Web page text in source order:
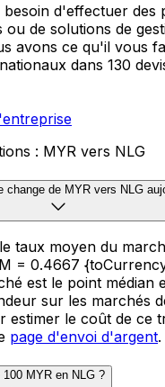
d'effectuer des
de solutions de
avons ce qu'il vous
dans 130
: MYR vers NLG
change de MYR vers NLG
taux moyen du
= 0.4667
est le point médian
sur les marchés
estimer le coût de ce
page d'envoi d'argent.
MYR en NLG ?